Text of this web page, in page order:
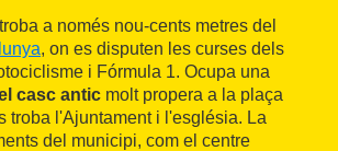
a només nou-cents metres del
, on es disputen les curses dels
i Fórmula 1. Ocupa una
casc antic molt propera a la plaça
troba l'Ajuntament i l'església. La
del municipi, com el centre